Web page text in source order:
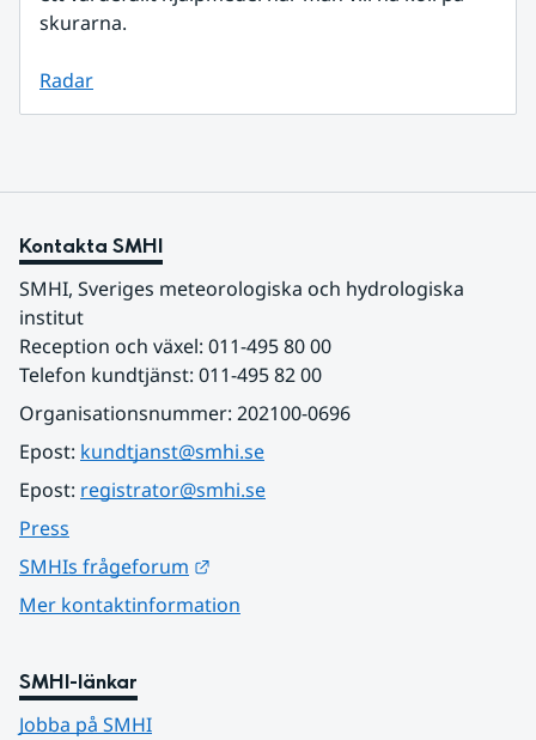
skurarna.
Radar
Kontakta SMHI
SMHI, Sveriges meteorologiska och hydrologiska
institut
Reception och växel: 011-495 80 00
Telefon kundtjänst: 011-495 82 00
Organisationsnummer: 202100-0696
Epost: kundtjanst@smhi.se
Epost: registrator@smhi.se
Press
SMHIs frågeforum
Mer kontaktinformation
SMHI-länkar
Jobba på SMHI